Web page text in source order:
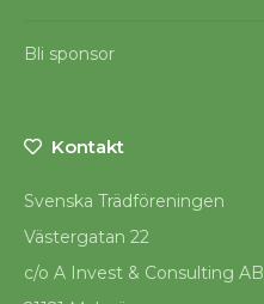
Bli sponsor
Kontakt
Svenska Trädföreningen
Västergatan 22
c/o A Invest & Consulting AB